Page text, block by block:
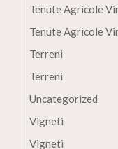
Tenute Agricole
Tenute Agricole
Terreni
Terreni
Uncategorized
Vigneti
Vigneti